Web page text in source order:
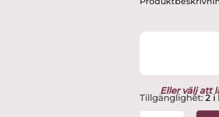
Eller välj att
Tillgänglighet: 2 i
Iittala
-